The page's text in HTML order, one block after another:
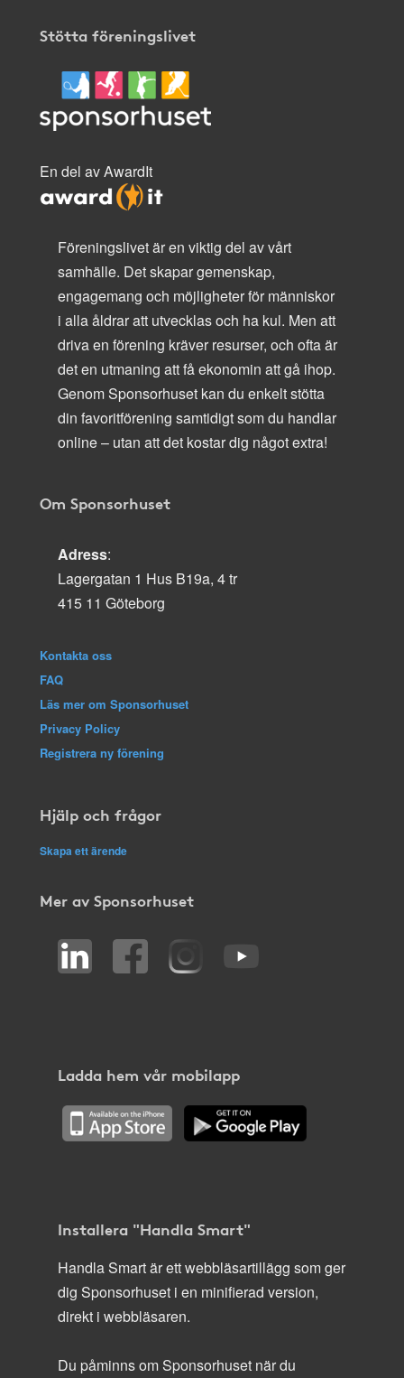
Stötta föreningslivet
En del av AwardIt
Föreningslivet är en viktig del av vårt
samhälle. Det skapar gemenskap,
engagemang och möjligheter för människor
i alla åldrar att utvecklas och ha kul. Men att
driva en förening kräver resurser, och ofta är
det en utmaning att få ekonomin att gå ihop.
Genom Sponsorhuset kan du enkelt stötta
din favoritförening samtidigt som du handlar
online – utan att det kostar dig något extra!
Om Sponsorhuset
Adress:
Lagergatan 1 Hus B19a, 4 tr
415 11 Göteborg
Kontakta oss
FAQ
Läs mer om Sponsorhuset
Privacy Policy
Registrera ny förening
Hjälp och frågor
Skapa ett ärende
Mer av Sponsorhuset
Ladda hem vår mobilapp
Installera "Handla Smart"
Handla Smart är ett webbläsartillägg som ger
dig Sponsorhuset i en minifierad version,
direkt i webbläsaren.
Du påminns om Sponsorhuset när du